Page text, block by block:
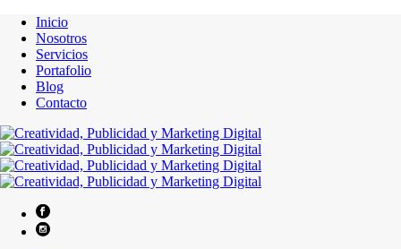
Inicio
Nosotros
Servicios
Portafolio
Blog
Contacto